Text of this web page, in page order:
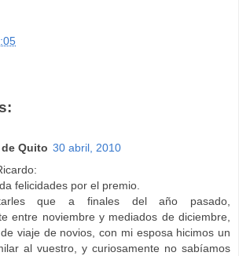
Quito 30 abril, 2010
felicidades por el premio.
que a finales del año pasado,
entre noviembre y mediados de diciembre,
viaje de novios, con mi esposa hicimos un
al vuestro, y curiosamente no sabíamos